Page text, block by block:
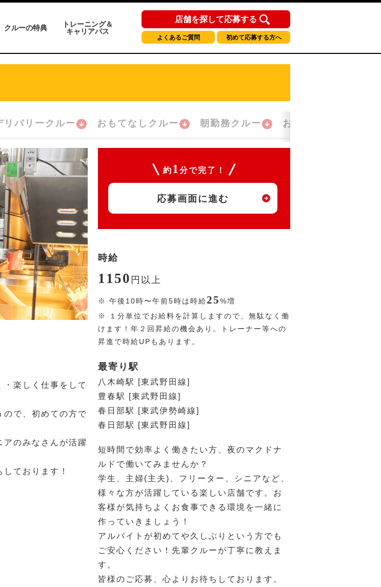
クルーの特典
トレーニング＆
キャリアパス
店舗を探して応募する
よくあるご質問 初めて応募する方へ
リバリークルー おもてなしクルー 朝勤務クルー おかえり！クルー
楽しく仕事をして
ので、初めての方で
のみなさんが活躍
ております！
約 1 分で完了！
応募画面に進む
時給
1150 円 以上
※ 午後10時〜午前5時は時給25%増
※
１分単位でお給料を計算しますので、無駄なく働
けます！年２回昇給の機会あり。トレーナー等への
昇進で時給UPもあります。
最寄り駅
八木崎駅 [東武野田線]
豊春駅 [東武野田線]
春日部駅 [東武伊勢崎線]
春日部駅 [東武野田線]
短時間で効率よく働きたい方、夜のマクドナ
ルドで働いてみませんか？
学生、主婦(主夫)、フリーター、シニアなど、
様々な方が活躍している楽しい店舗です。お
客様が気持ちよくお食事できる環境を一緒に
作っていきましょう！
アルバイトが初めてや久しぶりという方でも
ご安心ください！先輩クルーが丁寧に教えま
す。
皆様のご応募、心よりお待ちしております。